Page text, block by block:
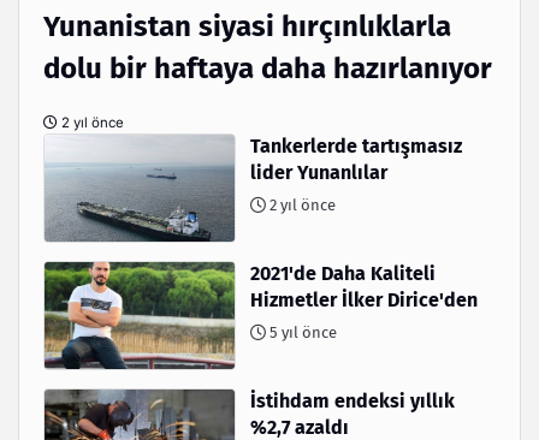
Yunanistan siyasi hırçınlıklarla
dolu bir haftaya daha hazırlanıyor
2 yıl önce
Tankerlerde tartışmasız
lider Yunanlılar
2 yıl önce
2021'de Daha Kaliteli
Hizmetler İlker Dirice'den
5 yıl önce
İstihdam endeksi yıllık
%2,7 azaldı